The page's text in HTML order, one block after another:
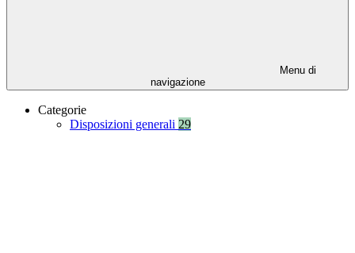
Menu di
navigazione
Categorie
Disposizioni generali 29